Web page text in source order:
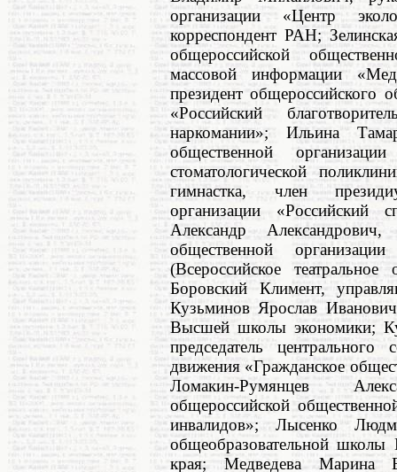
организации «Центр
корреспондент РАН;
общероссийской
массовой информации
президент общероссийского
«Российский
наркомании»; Ильина
общественной
стоматологической
гимнастка, член
организации «Российский
Александр Александрович,
общественной
(Всероссийское
Боровский Климент,
Кузьминов Ярослав
Высшей школы экономики;
председатель центрального
движения «Гражданское
Ломакин-Румянцев
общероссийской
инвалидов»; Лысенко
общеобразовательной
края; Медведева Марина